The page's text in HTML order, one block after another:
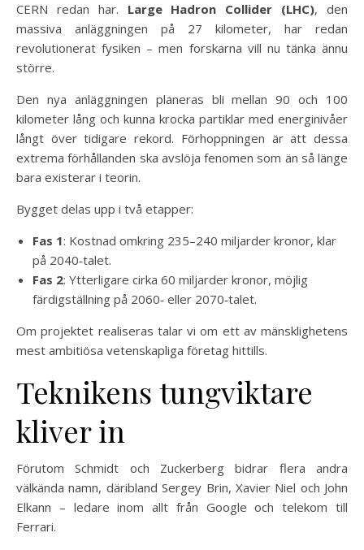
CERN redan har. Large Hadron Collider (LHC), den
massiva anläggningen på 27 kilometer, har redan
revolutionerat fysiken – men forskarna vill nu tänka ännu
större.
Den nya anläggningen planeras bli mellan 90 och 100
kilometer lång och kunna krocka partiklar med energinivåer
långt över tidigare rekord. Förhoppningen är att dessa
extrema förhållanden ska avslöja fenomen som än så länge
bara existerar i teorin.
Bygget delas upp i två etapper:
Fas 1: Kostnad omkring 235–240 miljarder kronor, klar
på 2040‑talet.
Fas 2: Ytterligare cirka 60 miljarder kronor, möjlig
färdigställning på 2060‑ eller 2070‑talet.
Om projektet realiseras talar vi om ett av mänsklighetens
mest ambitiösa vetenskapliga företag hittills.
Teknikens tungviktare
kliver in
Förutom Schmidt och Zuckerberg bidrar flera andra
välkända namn, däribland Sergey Brin, Xavier Niel och John
Elkann – ledare inom allt från Google och telekom till
Ferrari.